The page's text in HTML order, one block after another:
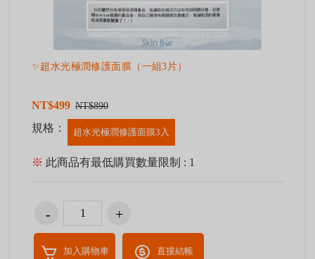
✨超水光極潤修護面膜（一組3片）
NT$499 NT$890
規格： 超水光極潤修護面膜3入
※ 此商品有最低購買數量限制 : 1
加入購物車 直接結帳